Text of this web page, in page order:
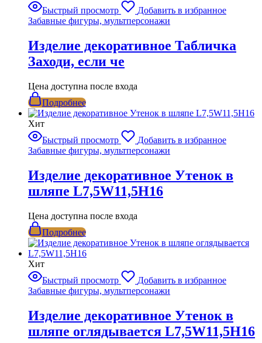
Быстрый просмотр
Добавить в избранное
Забавные фигуры, мультперсонажи
Изделие декоративное Табличка
Заходи, если че
Цена доступна после входа
Подробнее
Хит
Быстрый просмотр
Добавить в избранное
Забавные фигуры, мультперсонажи
Изделие декоративное Утенок в
шляпе L7,5W11,5H16
Цена доступна после входа
Подробнее
Хит
Быстрый просмотр
Добавить в избранное
Забавные фигуры, мультперсонажи
Изделие декоративное Утенок в
шляпе оглядывается L7,5W11,5H16